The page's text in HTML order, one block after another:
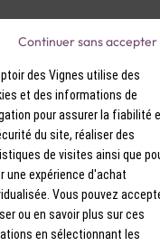
ou de la
blanc ou une
blondes, brunes,
ou encore vodkas.
en France
le réseau Comptoir des
en France !
des Vignes utilise des
et des informations de
pour assurer la fiabilité
du site, réaliser des
de visites ainsi que
une expérience d'achat
Vous pouvez
ou en savoir plus sur ces
en sélectionnant les
Continuer sans accepter